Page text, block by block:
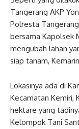
Tangerang AKP
Polresta
bersama Kapolsek
mengubah lahan
siap tanam,
Lokasinya ada di
Kecamatan Kemiri,
hektare yang
Kelompok Tani